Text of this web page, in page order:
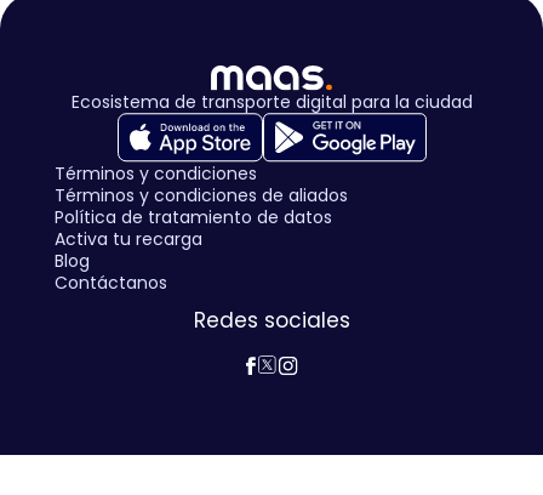
Ecosistema de transporte digital para la ciudad
Términos y condiciones
Términos y condiciones de aliados
Política de tratamiento de datos
Activa tu recarga
Blog
Contáctanos
Redes sociales